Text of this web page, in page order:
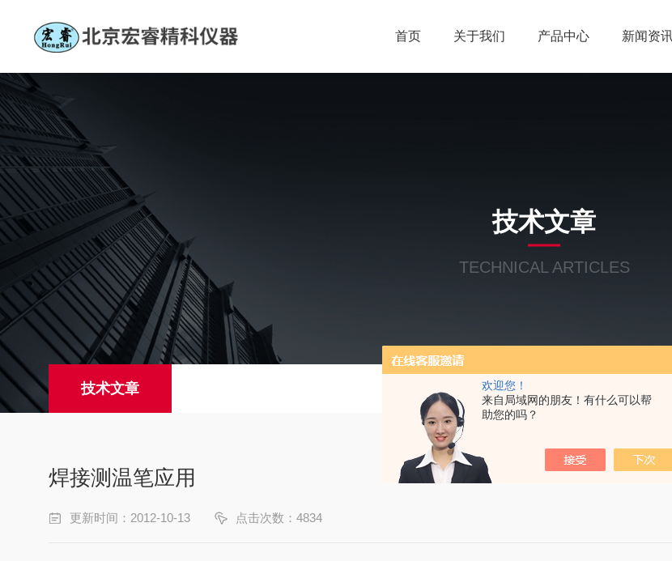
欢迎您！
来自局域网的朋友！有什么可以帮
助您的吗？
首页 关于我们 产品中心 新闻资
技术文章
TECHNICAL ARTICLES
技术文章
焊接测温笔应用
更新时间：2012-10-13 点击次数：4834